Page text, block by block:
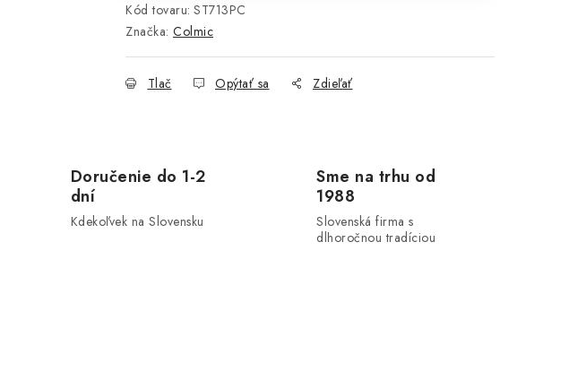
Kód tovaru: ST713PC
Značka: Colmic
Tlač Opýtať sa Zdieľať
Doručenie do 1-2
dní
Kdekoľvek na Slovensku
Sme na trhu od
1988
Slovenská firma s
dlhoročnou tradíciou